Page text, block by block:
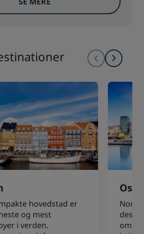
hovedstad er
og mest
i verden.
Oslo